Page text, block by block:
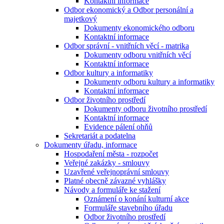
Odbor ekonomický a Odbor personální a
majetkový
Dokumenty ekonomického odboru
Kontaktní informace
Odbor správní - vnitřních věcí - matrika
Dokumenty odboru vnitřních věcí
Kontaktní informace
Odbor kultury a informatiky
Dokumenty odboru kultury a informatiky
Kontaktní informace
Odbor životního prostředí
Dokumenty odboru životního prostředí
Kontaktní informace
Evidence pálení ohňů
Sekretariát a podatelna
Dokumenty úřadu, informace
Hospodaření města - rozpočet
Veřejné zakázky - smlouvy
Uzavřené veřejnoprávní smlouvy
Platné obecně závazné vyhlášky
Návody a formuláře ke stažení
Oznámení o konání kulturní akce
Formuláře stavebního úřadu
Odbor životního prostředí